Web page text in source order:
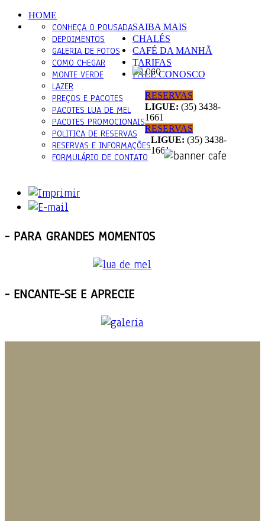
HOME
SAIBA MAIS
CONHEÇA O POUSADA
DEPOIMENTOS
GALERIA DE FOTOS
COMO CHEGAR
MONTE VERDE
LAZER
CHALÉS
CAFÉ DA MANHÃ
TARIFAS
PREÇOS E PACOTES
PACOTES LUA DE MEL
PACOTES PROMOCIONAIS
POLITICA DE RESERVAS
FALE CONOSCO
RESERVAS E INFORMAÇÕES
FORMULÁRIO DE CONTATO
RESERVAS
LIGUE: (35) 3438-
1661
RESERVAS
LIGUE: (35) 3438-
1661
- PARA GRANDES MOMENTOS
- ENCANTE-SE E APRECIE